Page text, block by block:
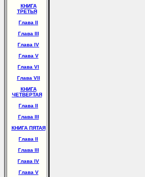
КНИГА
ТРЕТЬЯ
Глава II
Глава III
Глава IV
Глава V
Глава VI
Глава VII
КНИГА
ЧЕТВЕРТАЯ
Глава II
Глава III
КНИГА ПЯТАЯ
Глава II
Глава III
Глава IV
Глава V